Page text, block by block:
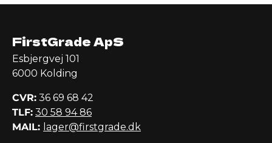
FirstGrade ApS
Esbjergvej 101
6000 Kolding
CVR: 36 69 68 42
TLF: 30 58 94 86
MAIL: lager@firstgrade.dk